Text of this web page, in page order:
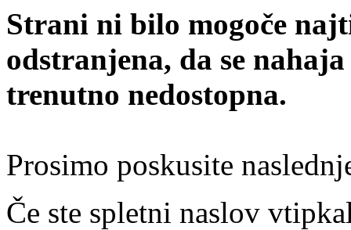
Strani ni bilo mogoče
odstranjena, da se
trenutno nedostopna.
Prosimo poskusite
Če ste spletni naslov